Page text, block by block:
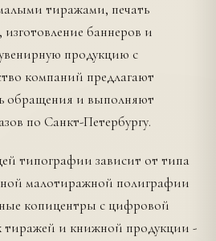
тиражами, печать
изготовление баннеров и
продукцию с
компаний предлагают
обращения и выполняют
по Санкт-Петербургу.
типографии зависит от типа
малотиражной полиграфии
копицентры с цифровой
тиражей и книжной продукции -